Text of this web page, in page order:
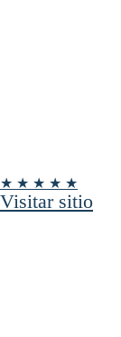
★ ★ ★ ★ ★
Visitar sitio